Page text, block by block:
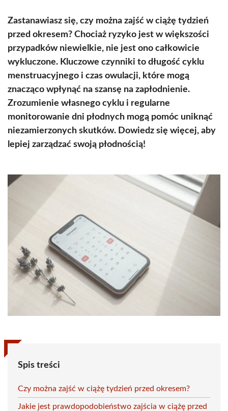
Zastanawiasz się, czy można zajść w ciążę tydzień
przed okresem? Chociaż ryzyko jest w większości
przypadków niewielkie, nie jest ono całkowicie
wykluczone. Kluczowe czynniki to długość cyklu
menstruacyjnego i czas owulacji, które mogą
znacząco wpłynąć na szansę na zapłodnienie.
Zrozumienie własnego cyklu i regularne
monitorowanie dni płodnych mogą pomóc uniknąć
niezamierzonych skutków. Dowiedz się więcej, aby
lepiej zarządzać swoją płodnością!
Spis treści
Czy można zajść w ciążę tydzień przed okresem?
Jakie jest prawdopodobieństwo zajścia w ciążę przed